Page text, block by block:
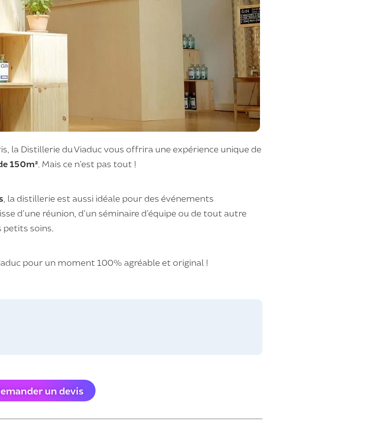
la Distillerie du Viaduc vous offrira une expérience unique de
150m² . Mais ce n’est pas tout !
, la distillerie est aussi idéale pour des événements
d’une réunion, d’un séminaire d’équipe ou de tout autre
soins.
pour un moment 100% agréable et original !
un devis